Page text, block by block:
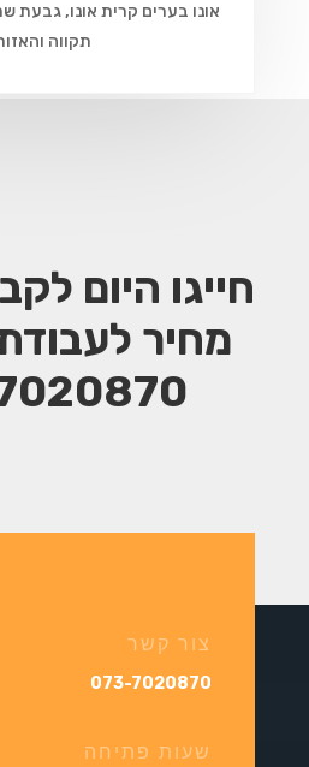
אונו בערים קרית אונו, גבעת
תקווה
חייגו היום
מחיר
צור קשר
073-7020870
שעות פתיחה